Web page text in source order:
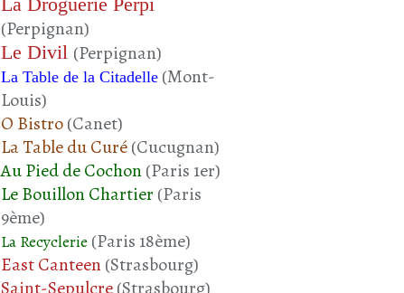
PORC
CHAIR À SAUCISSE
POIVRON ROUGE
PERSIL
JUILLET 2025
(Perpignan)
Le Divil (Perpignan)
La Table de la Citadelle (Mont-
Louis)
O Bistro(Canet)
La Table du Curé(Cucugnan)
Au Pied de Cochon(Paris 1er)
Le Bouillon Chartier (Paris
9ème)
La Recyclerie (Paris 18ème)
East Canteen(Strasbourg)